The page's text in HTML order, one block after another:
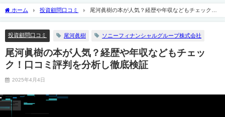
ホーム 投資顧問口コミ
尾河眞樹の本が人気？経歴や年収などもチェック！
投資顧問口コミ 尾河眞樹 ソニーフィナンシャルグループ株式会社
尾河眞樹の本が人気？経歴や年収などもチェッ
ク！口コミ評判を分析し徹底検証
2025年4月4日